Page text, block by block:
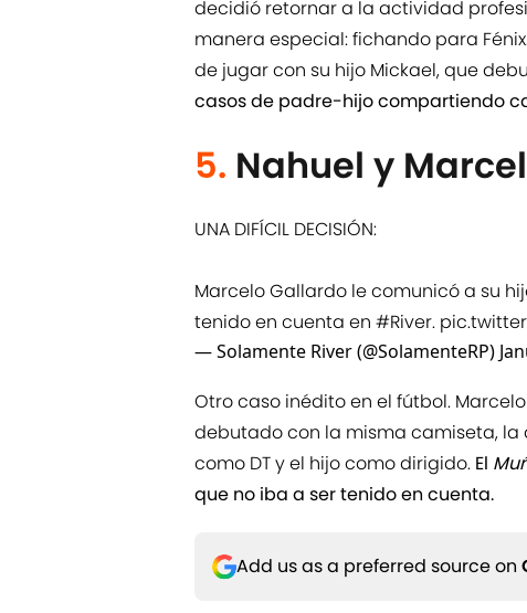
decidió retornar a la actividad
manera especial: fichando para
de jugar con su hijo Mickael, que
casos de padre-hijo compartiendo
5. Nahuel y
UNA DIFÍCIL DECISIÓN:
Marcelo Gallardo le comunicó a su
tenido en cuenta en #River.
— Solamente River (@SolamenteRP)
Otro caso inédito en el fútbol.
debutado con la misma camiseta, la
como DT y el hijo como dirigido. El
que no iba a ser tenido en cuenta.
Add us as a preferred source on